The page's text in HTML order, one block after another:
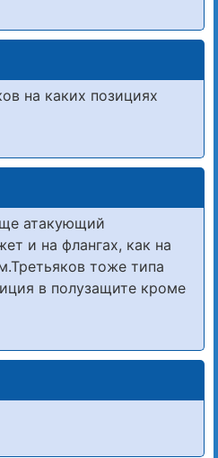
на каких позициях
атакующий
и на флангах, как на
тоже типа
в полузащите кроме